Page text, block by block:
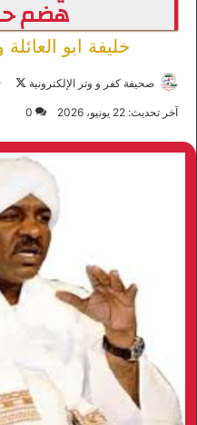
هضم
خليفة ابو
صحيفة كفر و وتر الإلكترونية
ى
X
آخر تحديث: 22 يونيو، 2026 0